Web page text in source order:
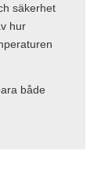
säkerhet
hur
både